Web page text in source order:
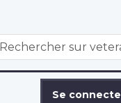
WxT
Se